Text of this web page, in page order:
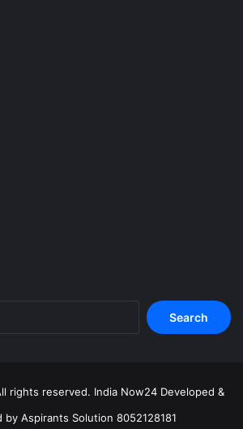
rights reserved. India Now24 Developed &
by Aspirants Solution 8052128181